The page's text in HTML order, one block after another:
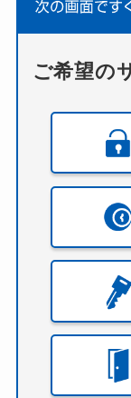
ご希望の